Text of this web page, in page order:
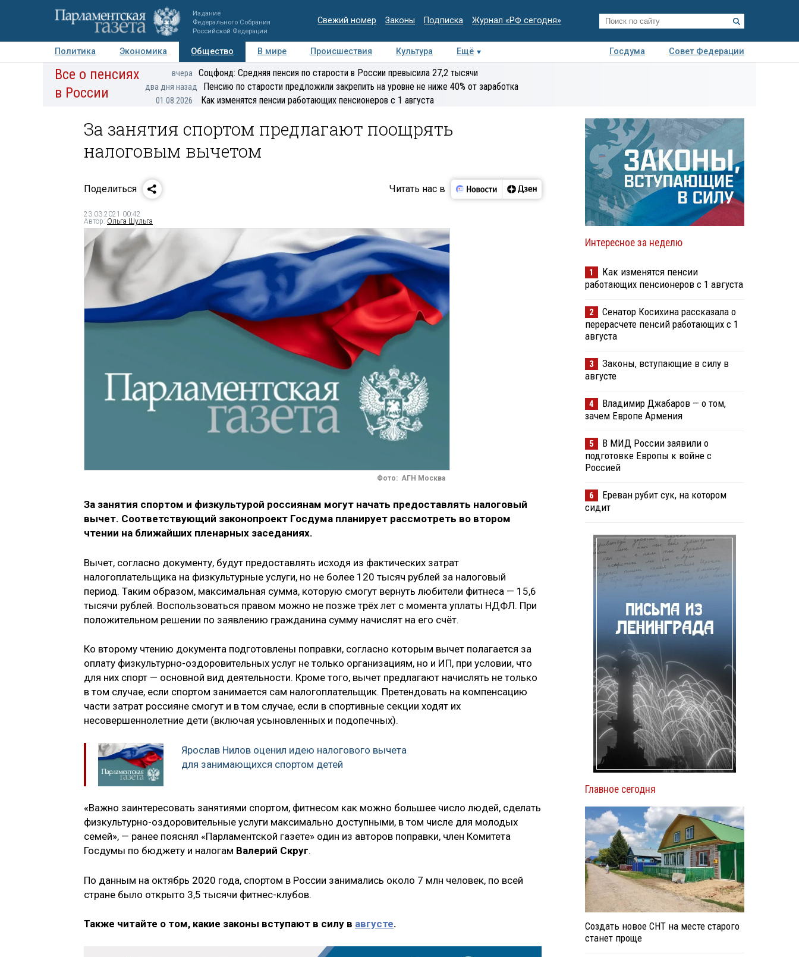
Издание
Федерального Собрания
Российской Федерации
Свежий номер Законы Подписка Журнал «РФ сегодня»
Политика Экономика Общество В мире Происшествия Культура Ещё Госдума
Совет Федерации
Авторы Персоны Мнения Регионы Медиацентр Интервью Колумнисты
экспертиза
Все о пенсиях
в России
вчера Соцфонд: Средняя пенсия по старости в России превысила 27,2 тысячи
два дня назад Пенсию по старости предложили закрепить на уровне не ниже 40% от заработка
01.08.2026 Как изменятся пенсии работающих пенсионеров с 1 августа
За занятия спортом предлагают поощрять
налоговым вычетом
Поделиться Читать нас в
23.03.2021 00:42
Автор: Ольга Шульга
Фото: АГН Москва
За занятия спортом и физкультурой россиянам могут начать предоставлять налоговый
вычет. Соответствующий законопроект Госдума планирует рассмотреть во втором
чтении на ближайших пленарных заседаниях.
Вычет, согласно документу, будут предоставлять исходя из фактических затрат
налогоплательщика на физкультурные услуги, но не более 120 тысяч рублей за налоговый
период. Таким образом, максимальная сумма, которую смогут вернуть любители фитнеса — 15,6
тысячи рублей. Воспользоваться правом можно не позже трёх лет с момента уплаты НДФЛ. При
положительном решении по заявлению гражданина сумму начислят на его счёт.
Ко второму чтению документа подготовлены поправки, согласно которым вычет полагается за
оплату физкультурно-оздоровительных услуг не только организациям, но и ИП, при условии, что
для них спорт — основной вид деятельности. Кроме того, вычет предлагают начислять не только
в том случае, если спортом занимается сам налогоплательщик. Претендовать на компенсацию
части затрат россияне смогут и в том случае, если в спортивные секции ходят их
несовершеннолетние дети (включая усыновленных и подопечных).
Ярослав Нилов оценил идею налогового вычета
для занимающихся спортом детей
«Важно заинтересовать занятиями спортом, фитнесом как можно большее число людей, сделать
физкультурно-оздоровительные услуги максимально доступными, в том числе для молодых
семей», — ранее пояснял «Парламентской газете» один из авторов поправки, член Комитета
Госдумы по бюджету и налогам Валерий Скруг.
По данным на октябрь 2020 года, спортом в России занимались около 7 млн человек, по всей
стране было открыто 3,5 тысячи фитнес-клубов.
Также читайте о том, какие законы вступают в силу в августе.
Интересное за неделю
1
Как изменятся пенсии
работающих пенсионеров с 1 августа
2
Сенатор Косихина рассказала о
перерасчете пенсий работающих с 1
августа
3
Законы, вступающие в силу в
августе
4
Владимир Джабаров — о том,
зачем Европе Армения
5
В МИД России заявили о
подготовке Европы к войне с
Россией
6
Ереван рубит сук, на котором
сидит
Главное сегодня
Создать новое СНТ на месте старого
станет проще